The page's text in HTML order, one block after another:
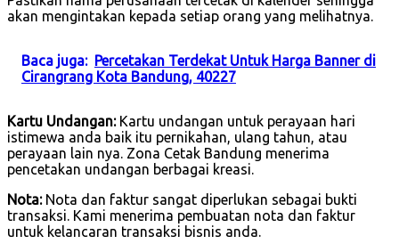
akan mengintakan kepada setiap orang yang melihatnya.
Baca juga: Percetakan Terdekat Untuk Harga Banner di
Cirangrang Kota Bandung, 40227
Kartu Undangan:Kartu undangan untuk perayaan hari
istimewa anda baik itu pernikahan, ulang tahun, atau
perayaan lain nya. Zona Cetak Bandung menerima
pencetakan undangan berbagai kreasi.
Nota:Nota dan faktur sangat diperlukan sebagai bukti
transaksi. Kami menerima pembuatan nota dan faktur
untuk kelancaran transaksi bisnis anda.